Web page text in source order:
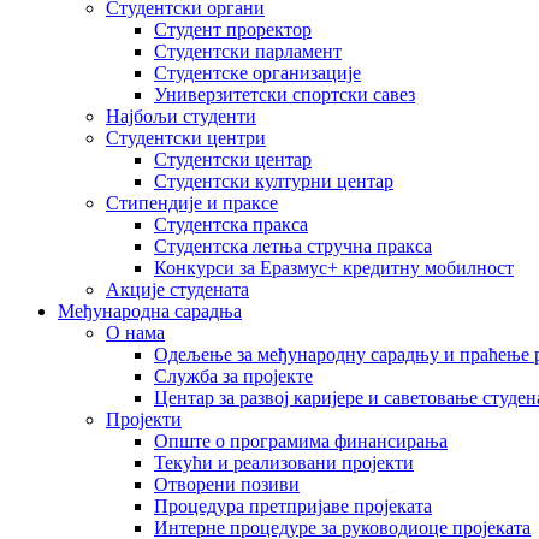
Студентски органи
Студент проректор
Студентски парламент
Студентске организације
Универзитетски спортски савез
Најбољи студенти
Студентски центри
Студентски центар
Студентски културни центар
Стипендије и праксе
Студентска пракса
Студентска летња стручна пракса
Конкурси за Еразмус+ кредитну мобилност
Акције студената
Међународна сарадња
О нама
Одељење за међународну сарадњу и праћење
Служба за пројекте
Центар за развој каријере и саветовање
Пројекти
Опште о програмима финансирања
Текући и реализовани пројекти
Отворени позиви
Процедура претпријаве пројеката
Интерне процедуре за руководиоце пројеката